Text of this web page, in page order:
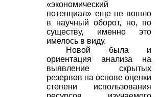
«экономический
потенциал» еще не вошло
в научный оборот, но, по
существу, именно это
имелось в виду.
Новой была и
ориентация анализа на
выявление скрытых
резервов на основе оценки
степени использования